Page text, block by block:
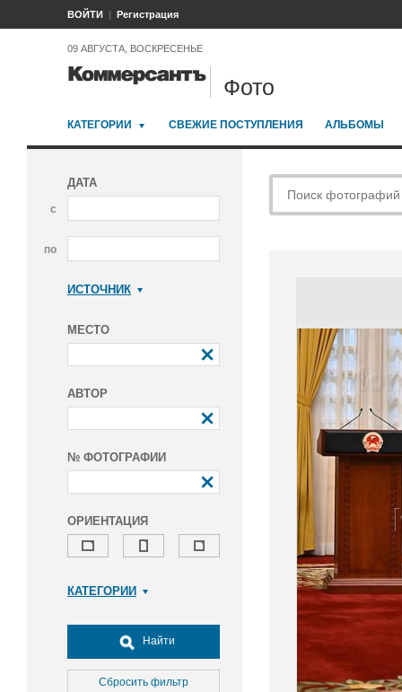
ВОЙТИ Регистрация
09 АВГУСТА, ВОСКРЕСЕНЬЕ
Фото
КАТЕГОРИИ СВЕЖИЕ ПОСТУПЛЕНИЯ АЛЬБОМЫ
ДАТА
с
по
ИСТОЧНИК
МЕСТО
АВТОР
№ ФОТОГРАФИИ
ОРИЕНТАЦИЯ
КАТЕГОРИИ
Досуг, туризм и отдых
Культура
Медицина
Найти
Сбросить фильтр